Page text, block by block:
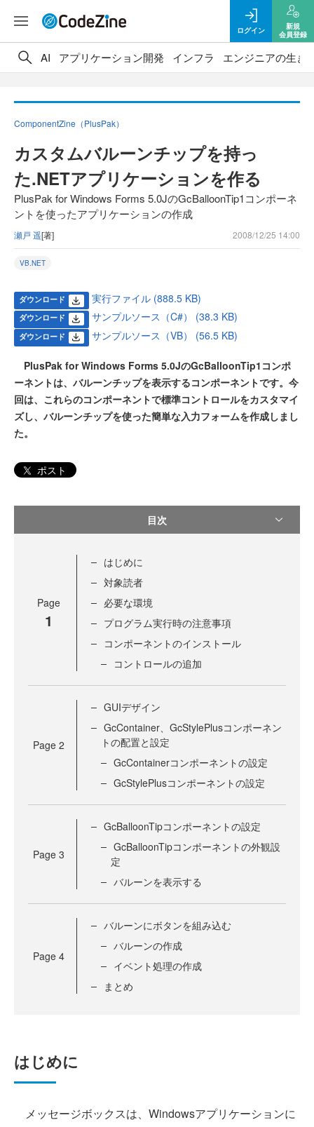
ログイン
新規
会員登録
AI アプリケーション開発 インフラ エンジニアの生き
ComponentZine（PlusPak）
カスタムバルーンチップを持っ
た.NETアプリケーションを作る
PlusPak for Windows Forms 5.0JのGcBalloonTip1コンポーネ
ントを使ったアプリケーションの作成
瀬戸 遥[著] 2008/12/25 14:00
VB.NET
ダウンロード 実行ファイル (888.5 KB)
ダウンロード サンプルソース（C#） (38.3 KB)
ダウンロード サンプルソース（VB） (56.5 KB)
PlusPak for Windows Forms 5.0JのGcBalloonTip1コンポ
ーネントは、バルーンチップを表示するコンポーネントです。今
回は、これらのコンポーネントで標準コントロールをカスタマイ
ズし、バルーンチップを使った簡単な入力フォームを作成しまし
た。
ポスト
目次
Page
1
はじめに
対象読者
必要な環境
プログラム実行時の注意事項
コンポーネントのインストール
コントロールの追加
Page 2
GUIデザイン
GcContainer、GcStylePlusコンポーネン
トの配置と設定
GcContainerコンポーネントの設定
GcStylePlusコンポーネントの設定
Page 3
GcBalloonTipコンポーネントの設定
GcBalloonTipコンポーネントの外観設
定
バルーンを表示する
Page 4
バルーンにボタンを組み込む
バルーンの作成
イベント処理の作成
まとめ
はじめに
メッセージボックスは、Windowsアプリケーションに